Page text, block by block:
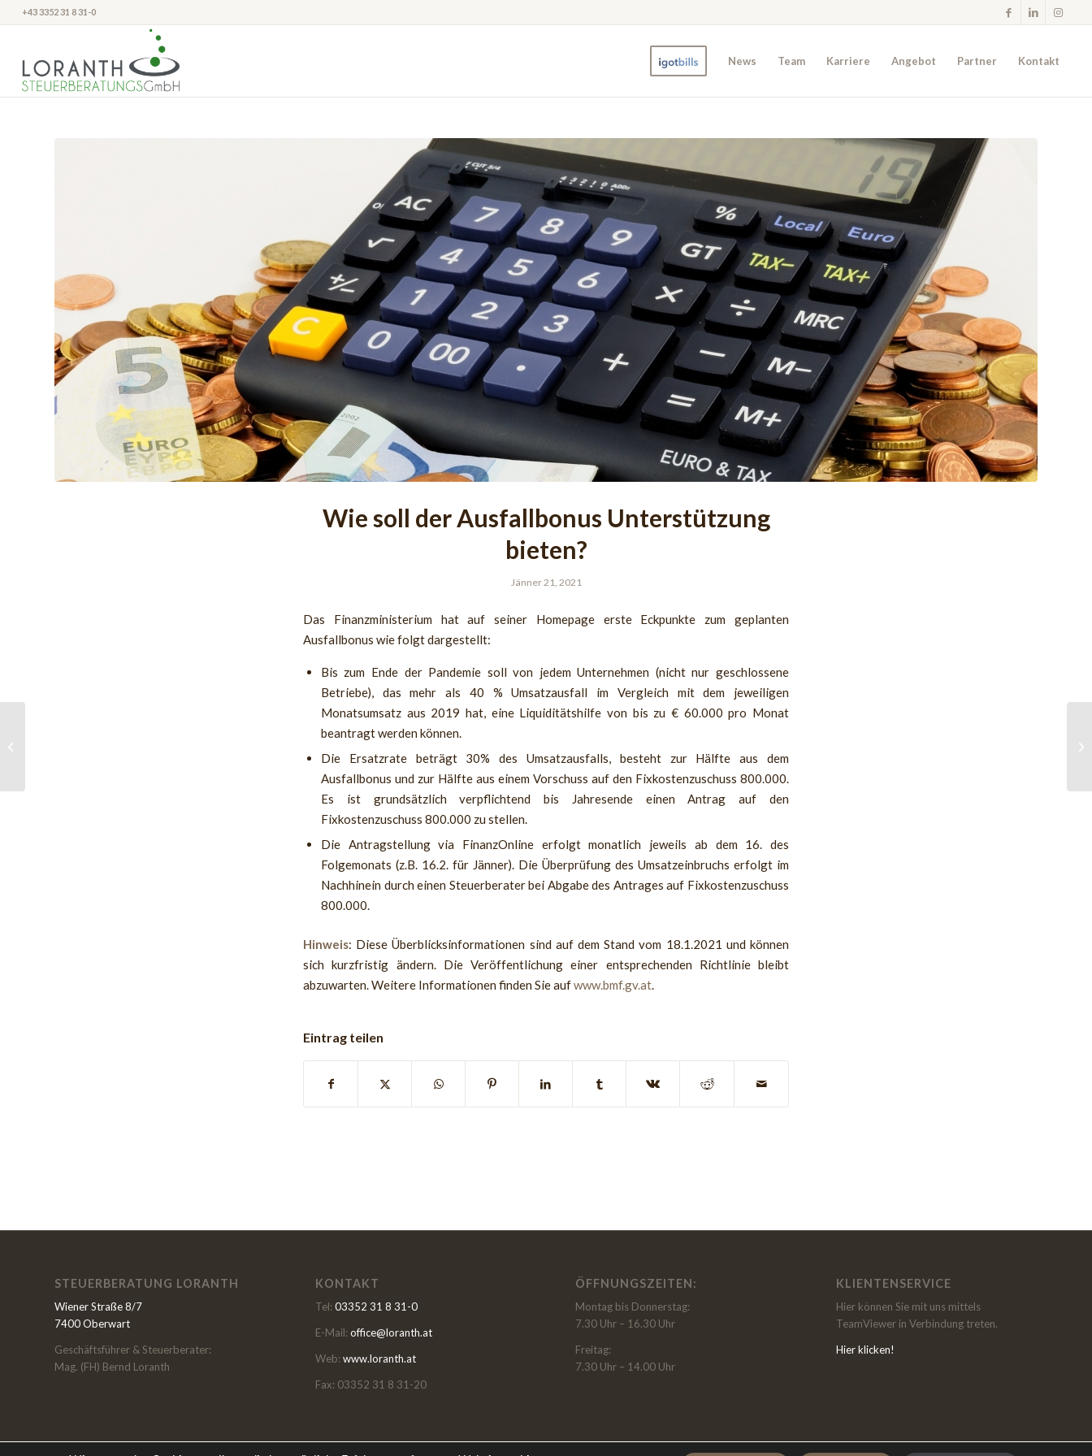
+43 3352 31 8 31-0
News Team Karriere Angebot Partner Kontakt
Wie soll der Ausfallbonus Unterstützung
bieten?
Jänner 21, 2021
Das Finanzministerium hat auf seiner Homepage erste Eckpunkte zum geplanten
Ausfallbonus wie folgt dargestellt:
Bis zum Ende der Pandemie soll von jedem Unternehmen (nicht nur geschlossene
Betriebe), das mehr als 40 % Umsatzausfall im Vergleich mit dem jeweiligen
Monatsumsatz aus 2019 hat, eine Liquiditätshilfe von bis zu € 60.000 pro Monat
beantragt werden können.
Die Ersatzrate beträgt 30% des Umsatzausfalls, besteht zur Hälfte aus dem
Ausfallbonus und zur Hälfte aus einem Vorschuss auf den Fixkostenzuschuss 800.000.
Es ist grundsätzlich verpflichtend bis Jahresende einen Antrag auf den
Fixkostenzuschuss 800.000 zu stellen.
Die Antragstellung via FinanzOnline erfolgt monatlich jeweils ab dem 16. des
Folgemonats (z.B. 16.2. für Jänner). Die Überprüfung des Umsatzeinbruchs erfolgt im
Nachhinein durch einen Steuerberater bei Abgabe des Antrages auf Fixkostenzuschuss
800.000.
Hinweis: Diese Überblicksinformationen sind auf dem Stand vom 18.1.2021 und können
sich kurzfristig ändern. Die Veröffentlichung einer entsprechenden Richtlinie bleibt
abzuwarten. Weitere Informationen finden Sie aufwww.bmf.gv.at.
Eintrag teilen
STEUERBERATUNG LORANTH
Wiener Straße 8/7
7400 Oberwart
Geschäftsführer & Steuerberater:
Mag. (FH) Bernd Loranth
KONTAKT
Tel: 03352 31 8 31-0
E-Mail: office@loranth.at
Web: www.loranth.at
Fax: 03352 31 8 31-20
ÖFFNUNGSZEITEN:
Montag bis Donnerstag:
7.30 Uhr – 16.30 Uhr
Freitag:
7.30 Uhr – 14.00 Uhr
KLIENTENSERVICE
Hier können Sie mit uns mittels
TeamViewer in Verbindung treten.
Hier klicken!